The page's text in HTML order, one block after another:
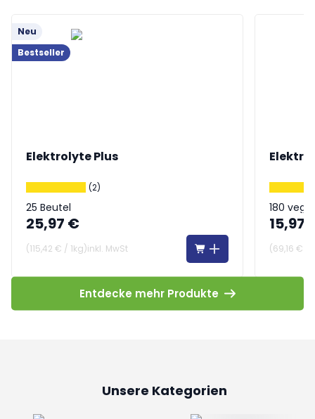
Neu
Bestseller
Elektrolyte Plus
(2)
25 Beutel
25,97 €
(115,42 € / 1kg)inkl. MwSt
180
15,97
(69,16 €
Entdecke mehr Produkte
Unsere Kategorien